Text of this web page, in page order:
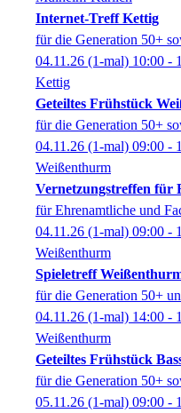
Internet-Treff Kettig
für die Generation 50+
04.11.26 (1-mal) 10:00 -
Kettig
Geteiltes Frühstück
für die Generation 50+
04.11.26 (1-mal) 09:00 -
Weißenthurm
Vernetzungstreffen für
für Ehrenamtliche und
04.11.26 (1-mal) 09:00 -
Weißenthurm
Spieletreff
für die Generation 50+
04.11.26 (1-mal) 14:00 -
Weißenthurm
Geteiltes Frühstück
für die Generation 50+
05.11.26 (1-mal) 09:00 -